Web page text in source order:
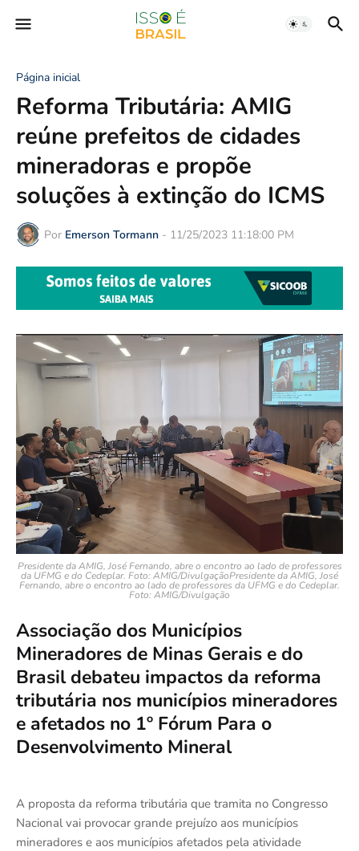
Página inicial
Reforma Tributária: AMIG
reúne prefeitos de cidades
mineradoras e propõe
soluções à extinção do ICMS
Por Emerson Tormann - 11/25/2023 11:18:00 PM
Presidente da AMIG, José Fernando, abre o encontro ao lado de professores
da UFMG e do Cedeplar. Foto: AMIG/DivulgaçãoPresidente da AMIG, José
Fernando, abre o encontro ao lado de professores da UFMG e do Cedeplar.
Foto: AMIG/Divulgação
Associação dos Municípios
Mineradores de Minas Gerais e do
Brasil debateu impactos da reforma
tributária nos municípios mineradores
e afetados no 1º Fórum Para o
Desenvolvimento Mineral
A proposta da reforma tributária que tramita no Congresso
Nacional vai provocar grande prejuízo aos municípios
mineradores e aos municípios afetados pela atividade